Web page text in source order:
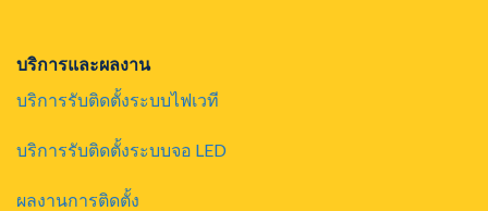
บริการและผลงาน
บริการรับติดตั้งระบบไฟเวที
บริการรับติดตั้งระบบจอ LED
ผลงานการติดตั้ง